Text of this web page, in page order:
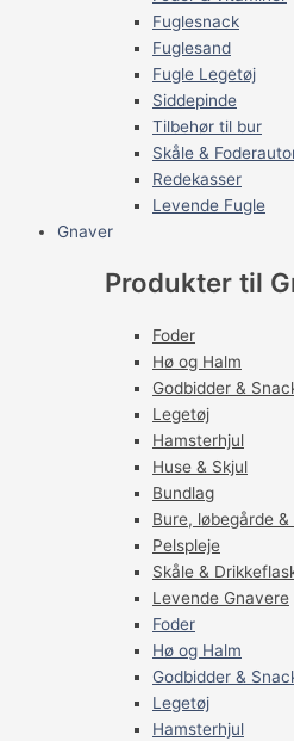
Fuglesnack
Fuglesand
Fugle Legetøj
Siddepinde
Tilbehør til bur
Skåle &
Redekasser
Levende Fugle
Gnaver
Produkter til
Foder
Hø og Halm
Godbidder &
Legetøj
Hamsterhjul
Huse & Skjul
Bundlag
Bure, løbegårde
Pelspleje
Skåle &
Levende Gnavere
Foder
Hø og Halm
Godbidder &
Legetøj
Hamsterhjul